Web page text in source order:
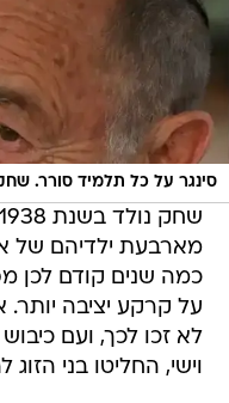
סינגר על כל תלמיד סורר.
מארבעת ילדיהם של
כמה שנים קודם לכן
על קרקע יציבה
וישי, החליטו בני